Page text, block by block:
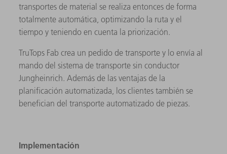
transportes de material se realiza entonces de forma
totalmente automática, optimizando la ruta y el
tiempo y teniendo en cuenta la priorización.
TruTops Fab crea un pedido de transporte y lo envía al
mando del sistema de transporte sin conductor
Jungheinrich. Además de las ventajas de la
planificación automatizada, los clientes también se
benefician del transporte automatizado de piezas.
Implementación